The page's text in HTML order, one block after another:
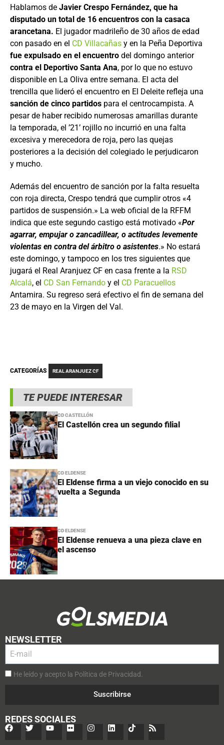
TE PUEDE INTERESAR
CD CASTELLÓN
El Castellón crea un segundo filial
CD ELDENSE
El Eldense firma a un viejo conocido en su
vuelta a Segunda
CD ELDENSE
El Eldense renueva a una pieza clave en
el ascenso
Hablamos de Javier Crespo Fernández, que ha
disputado un total de 16 encuentros con la casaca
arancetana. El jugador madrileño de 30 años de edad
con pasado en el CD Villacañas y en la Peña Deportiva
fue expulsado en el encuentro del domingo anterior
contra el Deportivo Santa Ana, por lo que no estuvo
disponible en La Oliva entre semana. El acta del
trencilla que lideró el encuentro en El Deleite refleja una
sanción de cinco partidos para el centrocampista. A
pesar de haber recibido numerosas amarillas durante
la temporada, el ’21’ rojillo no incurrió en una falta
excesiva y merecedora de roja, pero las quejas
posteriores a la decisión del colegiado le perjudicaron
y mucho.
Además del encuentro de sanción por la falta resuelta
con roja directa, Crespo tendrá que cumplir otros «4
partidos de suspensión.» La web oficial de la RFFM
indica que este segundo castigo está motivado «Por
agarrar, empujar o zancadillear, o actitudes levemente
violentas en contra del árbitro o asistentes.» No estará
este domingo, y tampoco en los tres siguientes que
jugará el Real Aranjuez CF en casa frente a la RSD
Alcalá, el CD San Fernando y el CD Paracuellos
Antamira. Su regreso será efectivo el fin de semana del
23 de mayo en la Virgen del Val.
CATEGORÍAS REAL ARANJUEZ CF
NEWSLETTER
He leído y acepto la Política de Privacidad.
Suscribirse
REDES SOCIALES